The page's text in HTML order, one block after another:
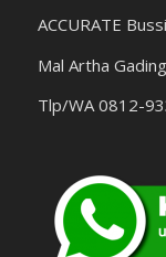
ACCURATE
Mal Artha
Tlp/WA 0812-